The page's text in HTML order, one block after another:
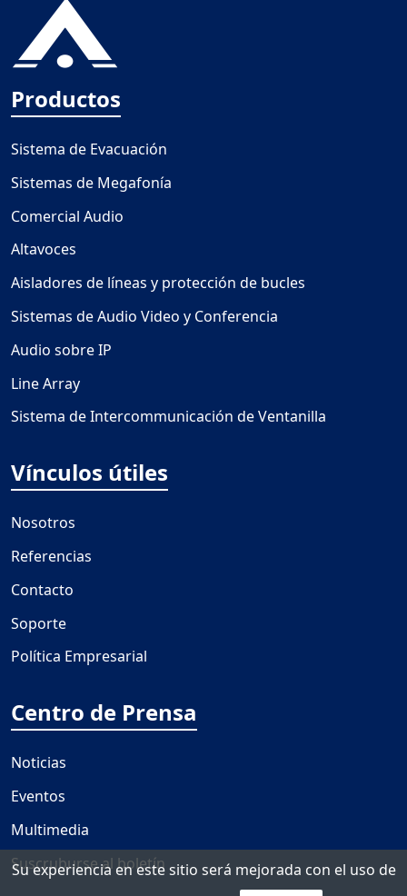
Productos
Sistema de Evacuación
Sistemas de Megafonía
Comercial Audio
Altavoces
Aisladores de líneas y protección de bucles
Sistemas de Audio Video y Conferencia
Audio sobre IP
Line Array
Sistema de Intercommunicación de Ventanilla
Vínculos útiles
Nosotros
Referencias
Contacto
Soporte
Política Empresarial
Centro de Prensa
Noticias
Eventos
Multimedia
Suscruburse al boletín
Su experiencia en este sitio será mejorada con el uso de